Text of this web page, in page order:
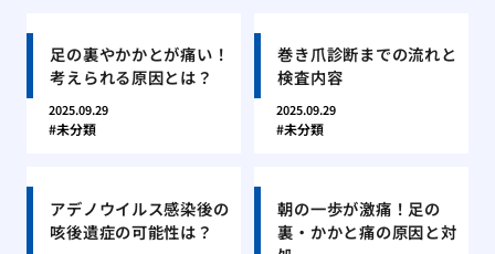
足の裏やかかとが痛い！
考えられる原因とは？
2025.09.29
未分類
巻き爪診断までの流れと
検査内容
2025.09.29
未分類
アデノウイルス感染後の
咳後遺症の可能性は？
朝の一歩が激痛！足の
裏・かかと痛の原因と対